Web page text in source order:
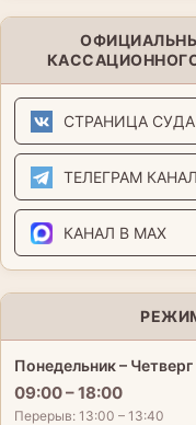
СТРАНИЦА
ТЕЛЕГРАМ КАНАЛ
КАНАЛ В MAX
Понедельник – Четверг
09:00 – 18:00
Перерыв: 13:00 – 13:40